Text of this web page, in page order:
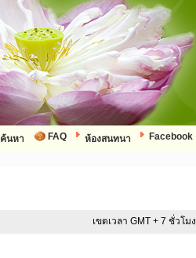
Facebook
ห้องสนทนา
FAQ
ค้นหา
เขตเวลา GMT + 7 ชั่วโมง